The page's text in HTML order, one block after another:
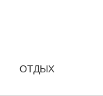
ОТДЫХ